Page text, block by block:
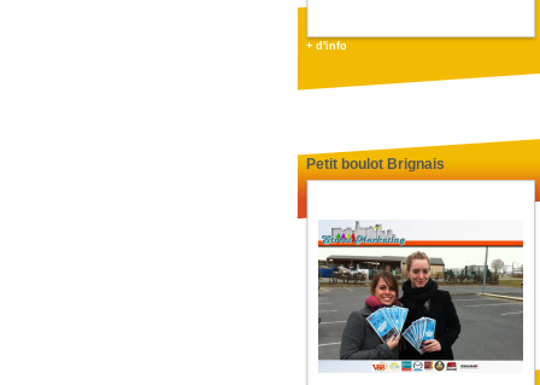
+ d'info
Petit boulot Brignais